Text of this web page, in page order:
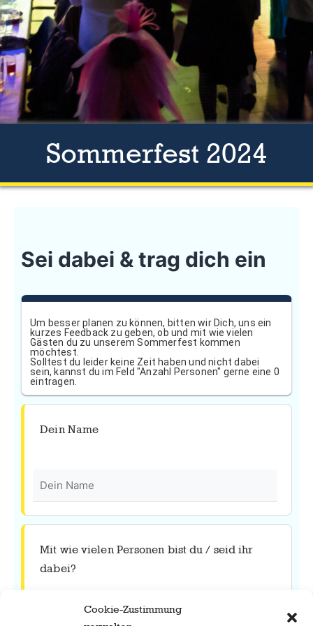
Cookie-Zustimmung
Sommerfest 2024
Sei dabei & trag dich ein
Um besser planen zu können, bitten wir Dich, uns ein
kurzes Feedback zu geben, ob und mit wie vielen
Gästen du zu unserem Sommerfest kommen
möchtest.
Solltest du leider keine Zeit haben und nicht dabei
sein, kannst du im Feld "Anzahl Personen" gerne eine 0
eintragen.
Dein Name
Mit wie vielen Personen bist du / seid ihr
dabei?